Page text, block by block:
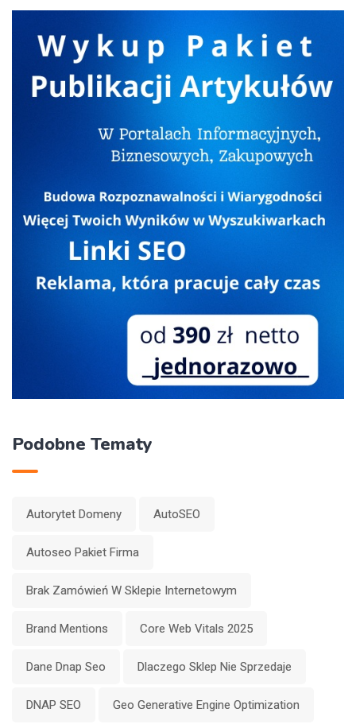
Podobne Tematy
Autorytet Domeny AutoSEO
Autoseo Pakiet Firma
Brak Zamówień W Sklepie Internetowym
Brand Mentions Core Web Vitals 2025
Dane Dnap Seo Dlaczego Sklep Nie Sprzedaje
DNAP SEO Geo Generative Engine Optimization